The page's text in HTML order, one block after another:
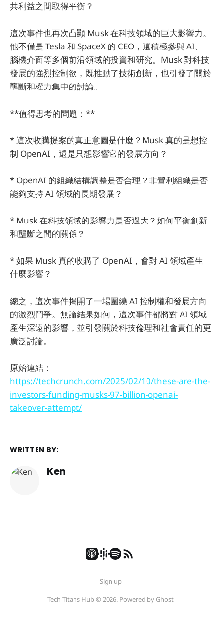
共利益之間取得平衡？
這次事件也再次凸顯 Musk 在科技領域的巨大影響力。
他不僅是 Tesla 和 SpaceX 的 CEO，還積極參與 AI、
腦機介面等多個前沿領域的投資和研究。Musk 對科技
發展的強烈控制欲，既推動了技術創新，也引發了關於
壟斷和權力集中的討論。
**值得思考的問題：**
* 這次收購提案的真正意圖是什麼？Musk 真的是想控
制 OpenAI，還是只想影響它的發展方向？
* OpenAI 的組織結構調整是否合理？非營利組織是否
能夠支持 AI 領域的長期發展？
* Musk 在科技領域的影響力是否過大？如何平衡創新
和壟斷之間的關係？
* 如果 Musk 真的收購了 OpenAI，會對 AI 領域產生
什麼影響？
總之，這次事件揭開了一場圍繞 AI 控制權和發展方向
的激烈鬥爭。無論結果如何，這次事件都將對 AI 領域
產生深遠的影響，並引發關於科技倫理和社會責任的更
廣泛討論。
原始連結：
https://techcrunch.com/2025/02/10/these-are-the-
investors-funding-musks-97-billion-openai-
takeover-attempt/
WRITTEN BY:
Ken
Sign up
Tech Titans Hub © 2026. Powered by Ghost